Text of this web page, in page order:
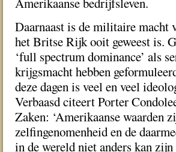
Daarnaast is de militaire macht
het Britse Rijk ooit geweest is.
‘full spectrum dominance’ als
krijgsmacht hebben
deze dagen is veel en veel
Verbaasd citeert Porter
Zaken: ‘Amerikaanse waarden
zelfingenomenheid en de
in de wereld niet anders kan